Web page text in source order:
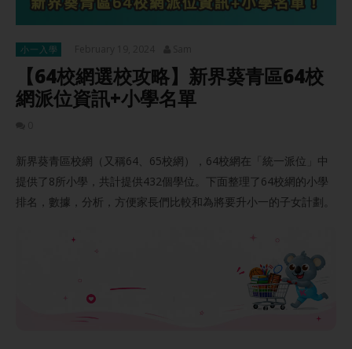
小一入學
【64校網選校攻略】新界葵青區64校
網派位資訊+小學名單
新界葵青區校網（又稱64、65校網），64校網在「統一派位」中
提供了8所小學，共計提供432個學位。下面整理了64校網的小學
排名，數據，分析，方便家長們比較和為將要升小一的子女計劃。